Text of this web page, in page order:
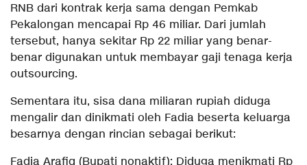
RNB dari kontrak kerja sama dengan Pemkab
Pekalongan mencapai Rp 46 miliar. Dari jumlah
tersebut, hanya sekitar Rp 22 miliar yang benar-
benar digunakan untuk membayar gaji tenaga kerja
outsourcing.
Sementara itu, sisa dana miliaran rupiah diduga
mengalir dan dinikmati oleh Fadia beserta keluarga
besarnya dengan rincian sebagai berikut:
Fadia Arafiq (Bupati nonaktif): Diduga menikmati Rp